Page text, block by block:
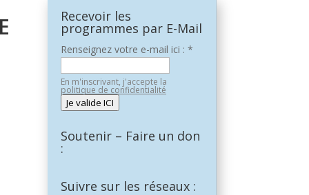
Recevoir les
programmes par E-Mail
Renseignez votre e-mail ici : *
En m'inscrivant, j'accepte la
politique de confidentialité
Je valide ICI
Soutenir – Faire un don
:
Suivre sur les réseaux :